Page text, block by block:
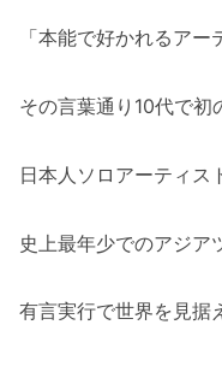
「本能で好かれるアー
その言葉通り10代で初
日本人ソロアーティス
史上最年少でのアジア
有言実行で世界を見据